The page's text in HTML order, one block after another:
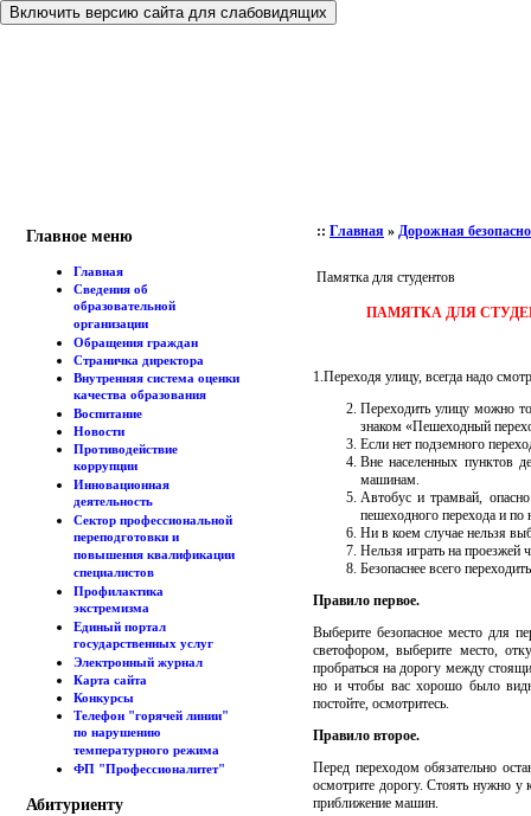
Включить версию сайта для слабовидящих
Главное меню
Главная
Сведения об
образовательной
организации
Обращения граждан
Страничка директора
Внутренняя система оценки
качества образования
Воспитание
Новости
Противодействие
коррупции
Инновационная
деятельность
Сектор профессиональной
переподготовки и
повышения квалификации
специалистов
Профилактика
экстремизма
Единый портал
государственных услуг
Электронный журнал
Карта сайта
Конкурсы
Телефон "горячей линии"
по нарушению
температурного режима
ФП "Профессионалитет"
Абитуриенту
:: Главная » Дорожная
Памятка для студентов
ПАМЯТКА ДЛЯ
1.Переходя улицу, всегда надо
Переходить улицу можно
знаком «Пешеходный
Если нет подземного
Вне населенных пунктов
машинам.
Автобус и трамвай,
пешеходного перехода и по
Ни в коем случае нельзя
Нельзя играть на проезжей
Безопаснее всего
Правило первое.
Выберите безопасное место для
светофором, выберите место,
пробраться на дорогу между
но и чтобы вас хорошо было
постойте, осмотритесь.
Правило второе.
Перед переходом обязательно
осмотрите дорогу. Стоять нужно у
приближение машин.